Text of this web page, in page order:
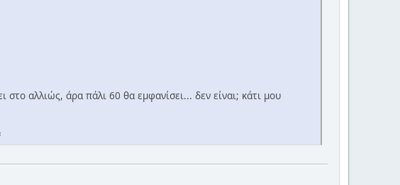
αλλιώς, άρα πάλι 60 θα εμφανίσει... δεν είναι; κάτι μου